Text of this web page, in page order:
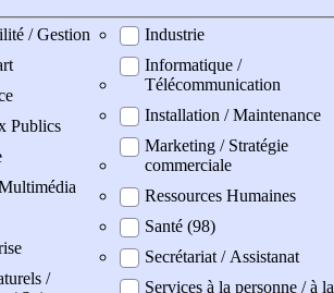
/ Gestion
Publics
/
Industrie
Informatique /
Télécommunication
Installation / Maintenance
Marketing / Stratégie
commerciale
Ressources Humaines
Santé (98)
Secrétariat / Assistanat
Services à la personne / à la